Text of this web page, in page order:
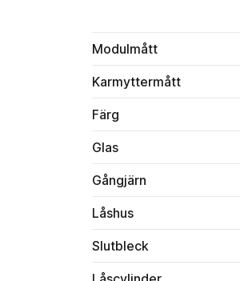
Modulmått
Karmyttermått
Färg
Glas
Gångjärn
Låshus
Slutbleck